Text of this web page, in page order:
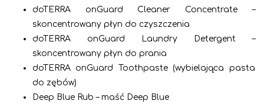
doTERRA onGuard Cleaner Concentrate –
skoncentrowany płyn do czyszczenia
doTERRA onGuard Laundry Detergent –
skoncentrowany płyn do prania
doTERRA onGuard Toothpaste (wybielająca pasta
do zębów)
Deep Blue Rub – maść Deep Blue